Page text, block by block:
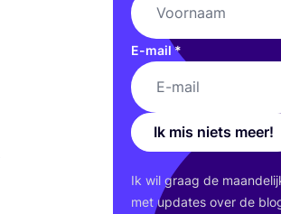
E-mail*
Ik mis niets meer!
Ik wil graag de
met upda­tes over de